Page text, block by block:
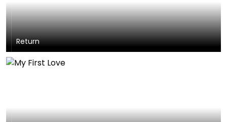
Return